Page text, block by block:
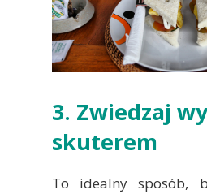
3. Zwiedzaj
skuterem
To idealny sposób,